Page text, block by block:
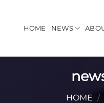
HOME NEWS
HOME /